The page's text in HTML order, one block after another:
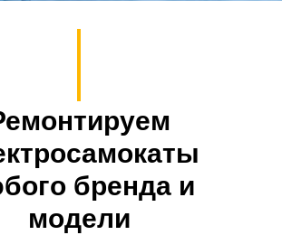
бренда и
модели